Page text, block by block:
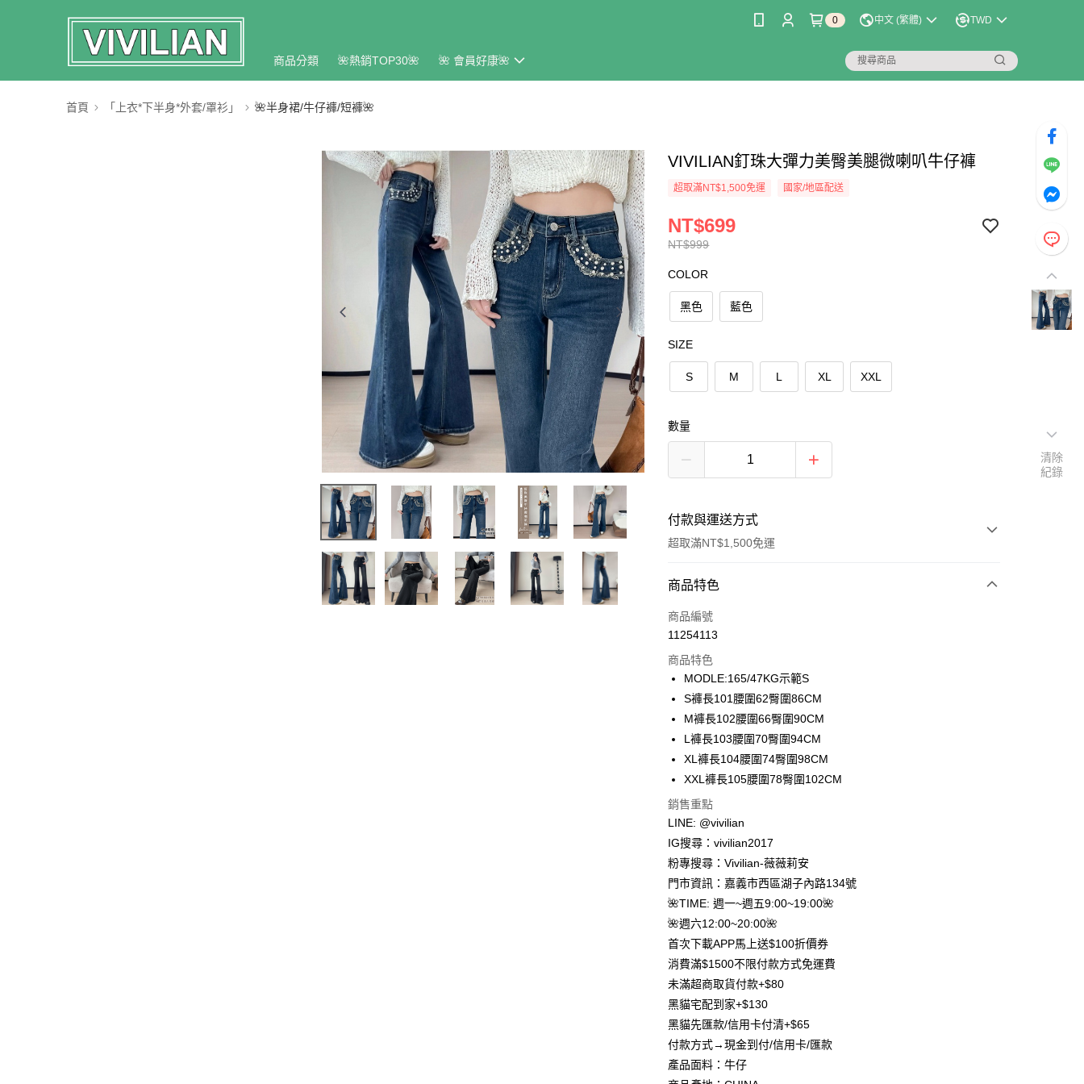
0 中文 (繁體) TWD
商品分類 🌺熱銷TOP30🌺 🌺 會員好康🌺
首頁 「上衣*下半身*外套/罩衫」 🌺半身裙/牛仔褲/短褲🌺
VIVILIAN釘珠大彈力美臀美腿微喇叭牛仔褲
超取滿NT$1,500免運 國家/地區配送
NT$999
NT$699
COLOR
黑色 藍色
SIZE
S M L XL XXL
數量
付款與運送方式
超取滿NT$1,500免運
付款方式
信用卡一次付款
NT$233
合作金庫商業銀行
華南商業銀行
國泰世華商業銀行
臺灣中小企業銀行
匯豐（台灣）商業銀行
聯邦商業銀行
玉山商業銀行
台新國際商業銀行
台灣樂天信用卡公司
超商取貨付款
Apple Pay
悠遊付
Google Pay
大哥付你分期
相關說明
1.本服務由台灣大哥大提供，台灣大哥大用戶可立即使用無須另外申請。
2.付款方式選擇「大哥付你分期」，訂單成立後會自動跳轉到大哥付的交易
流程，驗證手機門號後，選擇欲分期的期數、繳款截止日，確認付款後即
完成交易。
3.實際核准額度、可分期數及費用金額請依後續交易確認頁面所載為準。
4.訂單成立30分鐘內，如未前往確認交易或遇審核未通過，訂單將自動取
無法說明評估內容。
【繳款方式說明】
1.分期款項不併入電信帳單，「大哥付你分期」於每月結算日後寄送繳費提
醒簡訊。
AFTEE先享後付
相關說明
【關於「AFTEE先享後付」】
便利好安心！
１．簡單：不需註冊會員、不需綁卡、不需儲值。
２．便利：只要手機號碼，簡訊認證，即可結帳。
３．安心：先確認商品／服務後，再付款。
【「AFTEE先享後付」結帳流程】
１．於結帳方式選擇「AFTEE先享後付」後，將跳轉至「AFTEE先享後
ATM付款
貨到付款
商品特色
商品編號
11254113
商品特色
MODLE:165/47KG示範S
S褲長101腰圍62臀圍86CM
M褲長102腰圍66臀圍90CM
L褲長103腰圍70臀圍94CM
XL褲長104腰圍74臀圍98CM
XXL褲長105腰圍78臀圍102CM
銷售重點
LINE: @vivilian
IG搜尋：vivilian2017
粉專搜尋：Vivilian-薇薇莉安
門市資訊：嘉義市西區湖子內路134號
🌺TIME: 週一~週五9:00~19:00🌺
🌺週六12:00~20:00🌺
首次下載APP馬上送$100折價券
消費滿$1500不限付款方式免運費
未滿超商取貨付款+$80
黑貓宅配到家+$130
黑貓先匯款/信用卡付清+$65
付款方式→現金到付/信用卡/匯款
產品面料：牛仔
清除
紀錄